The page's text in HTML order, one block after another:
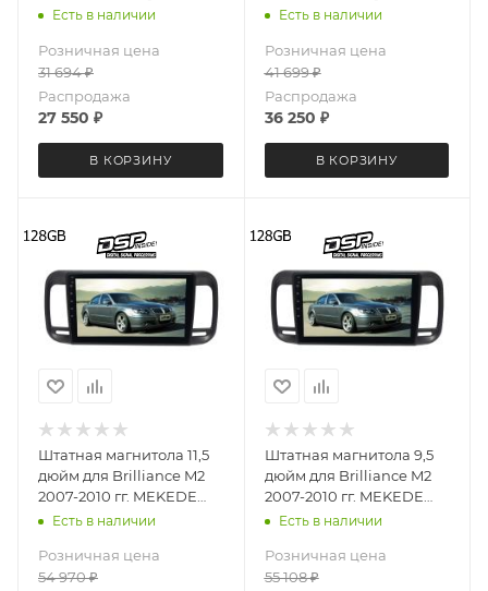
DTS 4092-6879 Android 13
Есть в наличии
Розничная цена
31 694₽
Распродажа
27 550 ₽
В КОРЗИНУ
4092-6875 экран 2K
Есть в наличии
Розничная цена
41 699₽
Распродажа
36 250 ₽
В КОРЗИНУ
Штатная магнитола 11,5
дюйм для Brilliance M2
2007-2010 гг. MEKEDE
DUDU OS 7 версия 4092-
8+128 Gb круговой обзор
360
Есть в наличии
Розничная цена
54 970₽
Штатная магнитола 9,5
дюйм для Brilliance M2
2007-2010 гг. MEKEDE
DUDU OS 7 версия 4092-
8+128 Gb круговой обзор
360
Есть в наличии
Розничная цена
55 108₽